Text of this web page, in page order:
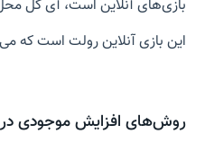
بازی‌های آنلاین است، آی گل
این بازی آنلاین رولت است که
روش‌های افزایش موجودی